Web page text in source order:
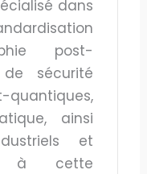
dans
post-
de sécurité
ainsi
et
à cette